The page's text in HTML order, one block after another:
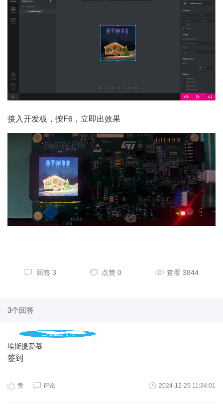
接入开发板，按F6，立即出效果
回答 3 点赞 0 查看 3844
3个回答
埃斯提爱慕
签到
赞 评论 2024-12-25 11:34:01